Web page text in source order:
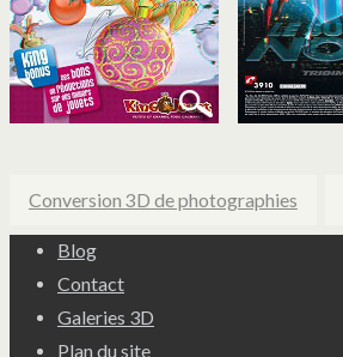
Conversion 3D de photographies
Blog
Contact
Galeries 3D
Plan du site